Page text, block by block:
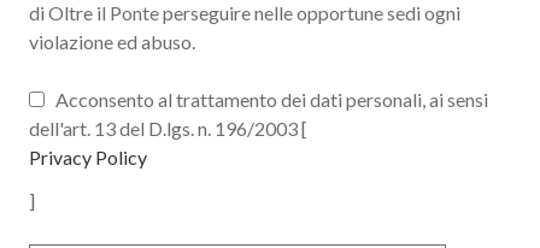
di Oltre il Ponte perseguire nelle opportune sedi ogni
violazione ed abuso.
Acconsento al trattamento dei dati personali, ai sensi
dell'art. 13 del D.lgs. n. 196/2003 [
Privacy Policy
]